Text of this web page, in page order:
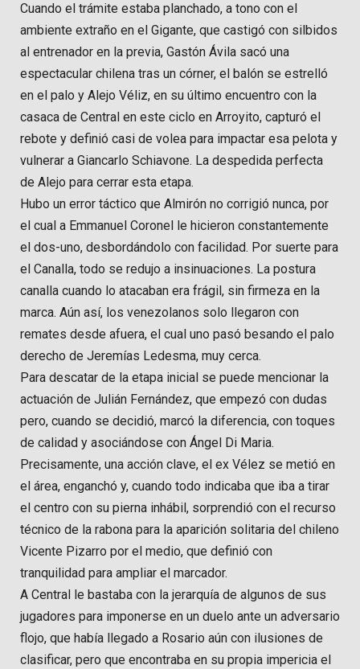
Cuando el trámite estaba planchado, a tono con el
ambiente extraño en el Gigante, que castigó con silbidos
al entrenador en la previa, Gastón Ávila sacó una
espectacular chilena tras un córner, el balón se estrelló
en el palo y Alejo Véliz, en su último encuentro con la
casaca de Central en este ciclo en Arroyito, capturó el
rebote y definió casi de volea para impactar esa pelota y
vulnerar a Giancarlo Schiavone. La despedida perfecta
de Alejo para cerrar esta etapa.
Hubo un error táctico que Almirón no corrigió nunca, por
el cual a Emmanuel Coronel le hicieron constantemente
el dos-uno, desbordándolo con facilidad. Por suerte para
el Canalla, todo se redujo a insinuaciones. La postura
canalla cuando lo atacaban era frágil, sin firmeza en la
marca. Aún así, los venezolanos solo llegaron con
remates desde afuera, el cual uno pasó besando el palo
derecho de Jeremías Ledesma, muy cerca.
Para descatar de la etapa inicial se puede mencionar la
actuación de Julián Fernández, que empezó con dudas
pero, cuando se decidió, marcó la diferencia, con toques
de calidad y asociándose con Ángel Di Maria.
Precisamente, una acción clave, el ex Vélez se metió en
el área, enganchó y, cuando todo indicaba que iba a tirar
el centro con su pierna inhábil, sorprendió con el recurso
técnico de la rabona para la aparición solitaria del chileno
Vicente Pizarro por el medio, que definió con
tranquilidad para ampliar el marcador.
A Central le bastaba con la jerarquía de algunos de sus
jugadores para imponerse en un duelo ante un adversario
flojo, que había llegado a Rosario aún con ilusiones de
clasificar, pero que encontraba en su propia impericia el